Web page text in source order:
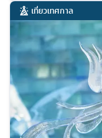
เที่ยวเทศกาล